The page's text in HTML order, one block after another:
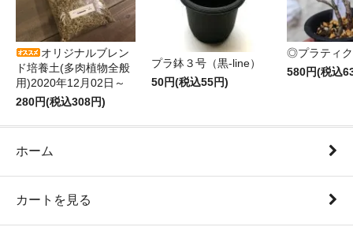
オリジナルブレン
ド培養土(多肉植物全般
用)2020年12月02日～
280円(税込308円)
プラ鉢３号（黒-line）
50円(税込55円)
◎プラティ
580円(税込
ホーム
カートを見る